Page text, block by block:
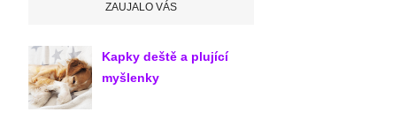
ZAUJALO VÁS
Kapky deště a plující
myšlenky